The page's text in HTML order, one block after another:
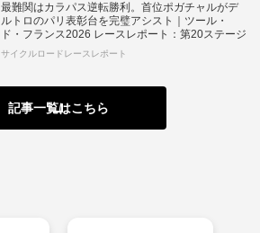
最難関はカラパス逆転勝利。首位ポガチャルがデ
ルトロのパリ表彰台を完璧アシスト｜ツール・
ド・フランス2026 レースレポート：第20ステージ
サイクルロードレースレポート
記事一覧はこちら